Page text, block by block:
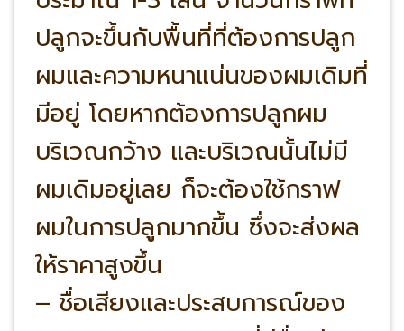
ปลูกจะขึ้นกับพื้นที่ที่ต้องการปลูก
ผมและความหนาแน่นของผมเดิมที่
มีอยู่ โดยหากต้องการปลูกผม
บริเวณกว้าง และบริเวณนั้นไม่มี
ผมเดิมอยู่เลย ก็จะต้องใช้กราฟ
ผมในการปลูกมากขึ้น ซึ่งจะส่งผล
ให้ราคาสูงขึ้น
– ชื่อเสียงและประสบการณ์ของ